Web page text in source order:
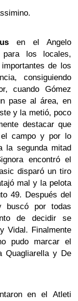
en el Angelo
los locales,
de los
consiguiendo
cuando Gómez
pase al área, en
y la metió, poco
destacar que
el campo y por lo
la segunda mitad
encontró el
disparó un tiro
mal y la pelota
49. Después del
buscó por todas
de decidir se
Vidal. Finalmente
pudo marcar el
Quagliarella y De
en el Atleti